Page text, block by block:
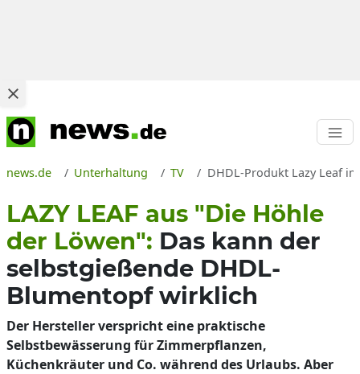
news.de Unterhaltung TV DHDL-Produkt Lazy Leaf
LAZY LEAF aus "Die Höhle
der Löwen": Das kann der
selbstgießende DHDL-
Blumentopf wirklich
Der Hersteller verspricht eine praktische
Selbstbewässerung für Zimmerpflanzen,
Küchenkräuter und Co. während des Urlaubs. Aber